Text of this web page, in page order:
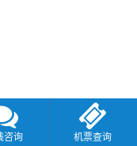
咨询 机票查询